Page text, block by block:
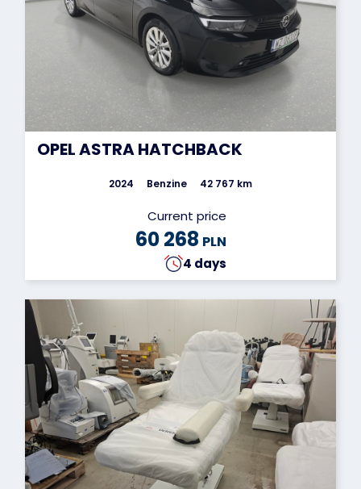
OPEL ASTRA HATCHBACK
2024 Benzine 42 767 km
Current price
60 268 PLN
4 days